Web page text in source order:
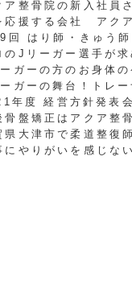
ア整骨院の新入社員
応援する会社 アク
回 はり師・きゅう
のJリーガー選手が
ガーの方のお身体
ガーの舞台！トレ
年度 経営方針発表会
骨盤矯正はアクア整
県大津市で柔道整復
にやりがいを感じな